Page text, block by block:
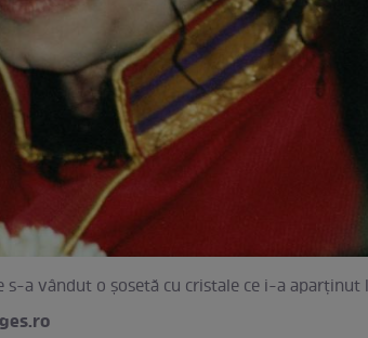
s-a vândut o șosetă cu cristale ce i-a aparținut